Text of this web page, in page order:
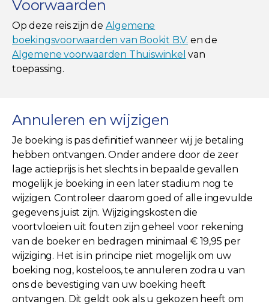
Voorwaarden
Op deze reis zijn de Algemene
boekingsvoorwaarden van Bookit B.V. en de
Algemene voorwaarden Thuiswinkel van
toepassing.
Annuleren en wijzigen
Je boeking is pas definitief wanneer wij je betaling
hebben ontvangen. Onder andere door de zeer
lage actieprijs is het slechts in bepaalde gevallen
mogelijk je boeking in een later stadium nog te
wijzigen. Controleer daarom goed of alle ingevulde
gegevens juist zijn. Wijzigingskosten die
voortvloeien uit fouten zijn geheel voor rekening
van de boeker en bedragen minimaal € 19,95 per
wijziging. Het is in principe niet mogelijk om uw
boeking nog, kosteloos, te annuleren zodra u van
ons de bevestiging van uw boeking heeft
ontvangen. Dit geldt ook als u gekozen heeft om